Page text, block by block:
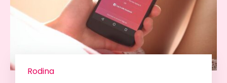
Rodina